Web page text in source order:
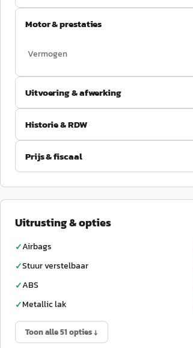
Motor & prestaties
Vermogen
Uitvoering & afwerking
Historie & RDW
Prijs & fiscaal
Uitrusting & opties
✓Airbags
✓Stuur verstelbaar
✓ABS
✓Metallic lak
Toon alle 51 opties ↓